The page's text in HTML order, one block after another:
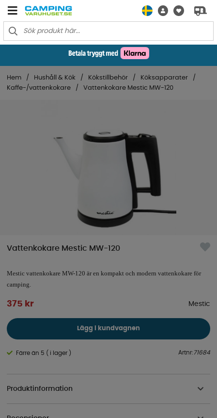
Hem Hushåll & Kök Kökstillbehör
Köksapparater
Kaffe-/vattenkokare
Vattenkokare Mestic MW-120
Vattenkokare Mestic MW-120
Mestic vattenkokare MW-120 är en kompakt och modern vattenkokare för
camping.
375 kr Mestic
Lägg i kundvagnen
Färre än 5 ( i lager ) Artnr: 71684
Produktinformation